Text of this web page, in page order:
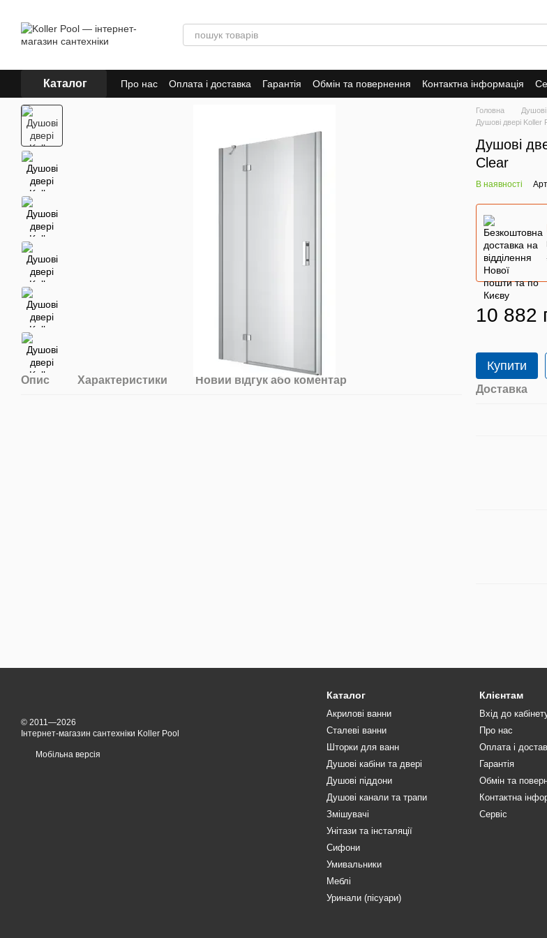
Каталог Про нас Оплата і доставка Гарантія Обмін та повернення Контактна інформація
Опис Характеристики Новий відгук або коментар
Головна Душові
Душові двері
Душові
Clear
В наявності
10 882
Купити
Доставка
© 2011—2026
Інтернет-магазин сантехніки Koller Pool
Мобільна версія
Каталог
Акрилові ванни
Сталеві ванни
Шторки для ванн
Душові кабіни та двері
Душові піддони
Душові канали та трапи
Змішувачі
Унітази та інсталяції
Сифони
Умивальники
Меблі
Уринали (пісуари)
Клієнтам
Вхід до
Про нас
Оплата і
Гарантія
Обмін та
Контактна
Сервіс